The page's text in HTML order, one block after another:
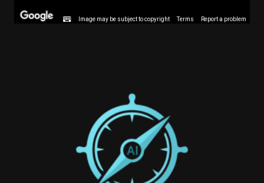
Image may be subject to copyright Terms Report a problem